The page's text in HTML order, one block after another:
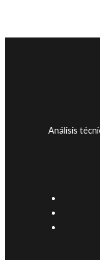
Análisis